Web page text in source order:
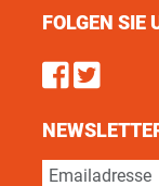
FOLGEN SIE
Find